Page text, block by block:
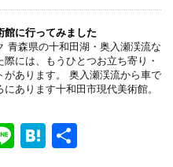
e
e
n
a
館に行ってみました
青森県の十和田湖・奥入瀬渓流な
際には、もうひとつお立ち寄り・
があります。 奥入瀬渓流から車で
あります十和田市現代美術館。
Li
H